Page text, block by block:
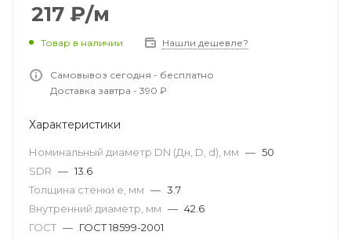
217 ₽/м
Товар в наличии Нашли дешевле?
Самовывоз сегодня - бесплатно
Доставка завтра - 390 ₽
Характеристики
Номинальный диаметр DN (Дн, D, d), мм — 50
SDR — 13.6
Толщина стенки e, мм — 3.7
Внутренний диаметр, мм — 42.6
ГОСТ — ГОСТ 18599-2001